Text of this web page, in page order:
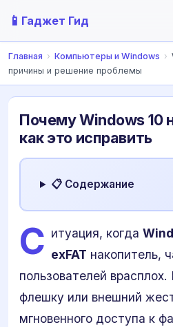
📱 Гаджет Гид
Главная › Компьютеры и Windows ›
причины и решение проблемы
Почему Windows 10
как это исправить
📋 Содержание
С итуация, когда
exFAT накопитель,
пользователей
флешку или внешний
мгновенного доступа к